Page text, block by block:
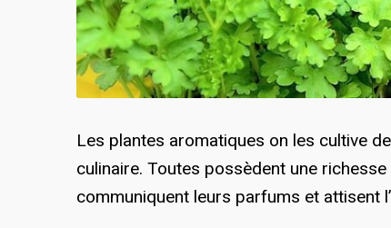
Les plantes aromatiques on les cultive
culinaire. Toutes possèdent une
communiquent leurs parfums et attisent